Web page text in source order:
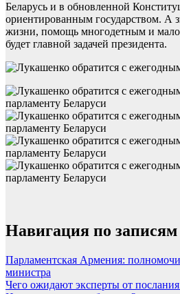
Беларусь и в обновленной
ориентированным государством. А
жизни, помощь многодетным и
будет главной задачей президента.
Навигация по записям
Парламентская Армения:
министра
Чего ожидают эксперты от